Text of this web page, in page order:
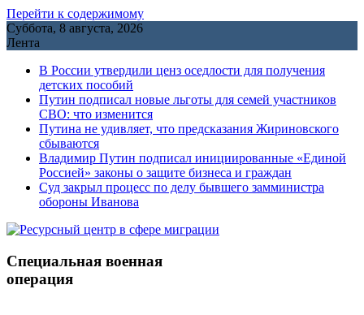
Перейти к содержимому
Суббота, 8 августа, 2026
Лента
В России утвердили ценз оседлости для получения
детских пособий
Путин подписал новые льготы для семей участников
СВО: что изменится
Путина не удивляет, что предсказания Жириновского
сбываются
Владимир Путин подписал инициированные «Единой
Россией» законы о защите бизнеса и граждан
Cуд закрыл процесс по делу бывшего замминистра
обороны Иванова
Специальная военная
операция